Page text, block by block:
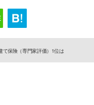
て保険（専門家評価）1位は